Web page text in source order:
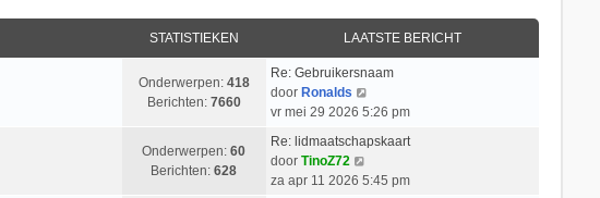
STATISTIEKEN LAATSTE BERICHT
Onderwerpen: 418
Berichten: 7660
Re: Gebruikersnaam
door Ronalds
e
i
k
vr mei 29 2026 5:26 pm
Onderwerpen:60
Berichten:628
Re: lidmaatschapskaart
door TinoZ72
e
za apr 11 2026 5:45 pm